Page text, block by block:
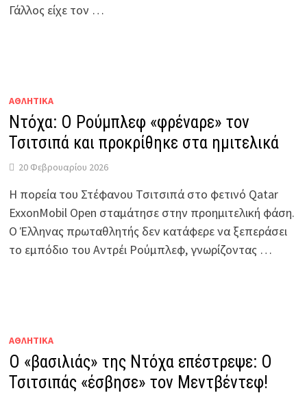
Γάλλος είχε τον …
ΑΘΛΗΤΙΚΑ
Ντόχα: Ο Ρούμπλεφ «φρέναρε» τον
Τσιτσιπά και προκρίθηκε στα ημιτελικά
20 Φεβρουαρίου 2026
Η πορεία του Στέφανου Τσιτσιπά στο φετινό Qatar
ExxonMobil Open σταμάτησε στην προημιτελική φάση.
Ο Έλληνας πρωταθλητής δεν κατάφερε να ξεπεράσει
το εμπόδιο του Αντρέι Ρούμπλεφ, γνωρίζοντας …
ΑΘΛΗΤΙΚΑ
Ο «βασιλιάς» της Ντόχα επέστρεψε: Ο
Τσιτσιπάς «έσβησε» τον Μεντβέντεφ!